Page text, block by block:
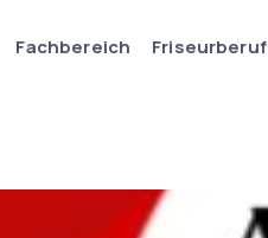
Fachbereich Friseurberuf